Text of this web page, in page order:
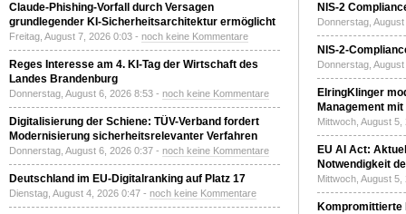
Claude-Phishing-Vorfall durch Versagen
grundlegender KI-Sicherheitsarchitektur ermöglicht
Freitag, August 7, 2026 0:03 - noch keine Kommentare
Reges Interesse am 4. KI-Tag der Wirtschaft des
Landes Brandenburg
Donnerstag, August 6, 2026 8:53 - noch keine Kommentare
Digitalisierung der Schiene: TÜV-Verband fordert
Modernisierung sicherheitsrelevanter Verfahren
Donnerstag, August 6, 2026 0:37 - noch keine Kommentare
Deutschland im EU-Digitalranking auf Platz 17
Dienstag, August 4, 2026 0:47 - noch keine Kommentare
NIS-2
Donnerstag,
NIS-2-
Donnerstag,
ElringKlinger
Management
Mittwoch, August
EU AI Act:
Notwendigkeit
Mittwoch, August
Kompromittierte